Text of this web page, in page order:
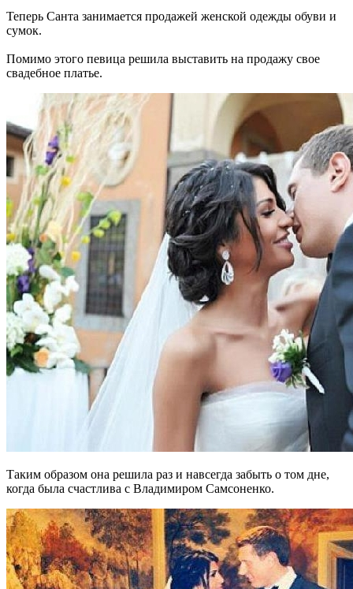
Теперь Санта занимается продажей женской одежды обуви и
сумок.
Помимо этого певица решила выставить на продажу свое
свадебное платье.
Таким образом она решила раз и навсегда забыть о том дне,
когда была счастлива с Владимиром Самсоненко.